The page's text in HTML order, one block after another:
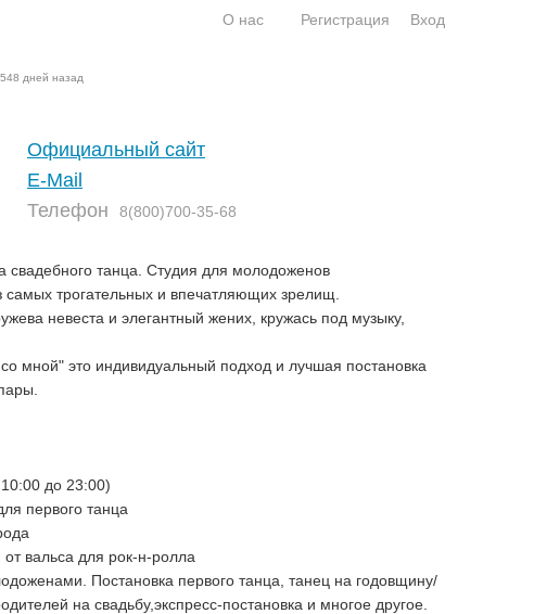
О нас Регистрация Вход
дней назад
Официальный сайт
E-Mail
Телефон
8(800)700-35-68
свадебного танца. Студия для молодоженов
трогательных и впечатляющих зрелищ.
невеста и элегантный жених, кружась под музыку,
мной" это индивидуальный подход и лучшая постановка
до 23:00)
первого танца
вальса для рок-н-ролла
Постановка первого танца, танец на годовщину/
на свадьбу,экспресс-постановка и многое другое.